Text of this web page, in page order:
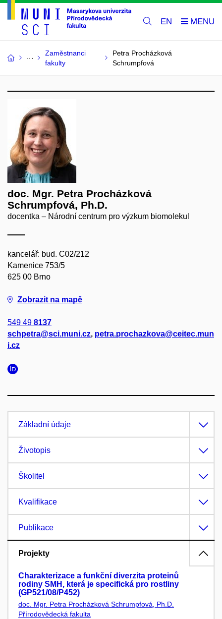
EN
Zaměstnanci
fakulty
Petra Procházková
Schrumpfová
doc. Mgr. Petra Procházková
Schrumpfová, Ph.D.
docentka – Národní centrum pro výzkum biomolekul
kancelář: bud. C02/212
Kamenice 753/5
625 00 Brno
Zobrazit na mapě
549 49 8137
schpetra@sci.muni.cz, petra.prochazkova@ceitec.mun
i.cz
Základní údaje
Životopis
Školitel
Kvalifikace
Publikace
Projekty
Charakterizace a funkční diverzita proteinů
rodiny SMH, která je specifická pro rostliny
(GP521/08/P452)
doc. Mgr. Petra Procházková Schrumpfová, Ph.D.
Přírodovědecká fakulta